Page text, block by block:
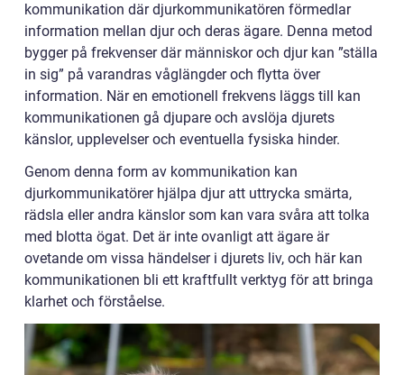
kommunikation där djurkommunikatören förmedlar
information mellan djur och deras ägare. Denna metod
bygger på frekvenser där människor och djur kan ”ställa
in sig” på varandras våglängder och flytta över
information. När en emotionell frekvens läggs till kan
kommunikationen gå djupare och avslöja djurets
känslor, upplevelser och eventuella fysiska hinder.
Genom denna form av kommunikation kan
djurkommunikatörer hjälpa djur att uttrycka smärta,
rädsla eller andra känslor som kan vara svåra att tolka
med blotta ögat. Det är inte ovanligt att ägare är
ovetande om vissa händelser i djurets liv, och här kan
kommunikationen bli ett kraftfullt verktyg för att bringa
klarhet och förståelse.